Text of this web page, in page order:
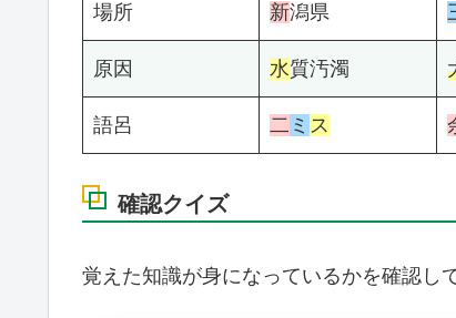
場所 新潟県
原因 水質汚濁
語呂 二 ミ ス
確認クイズ
覚えた知識が身になっているかを確認して